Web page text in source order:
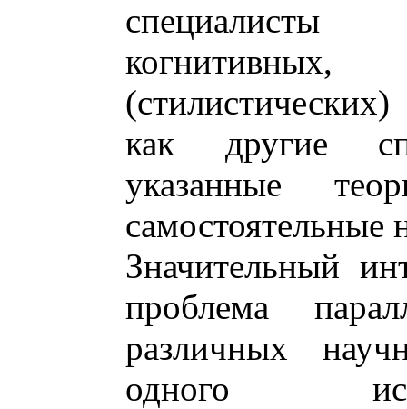
специалисты
как другие
указанные
самостоятельные
Значительный
проблема
различных
одного